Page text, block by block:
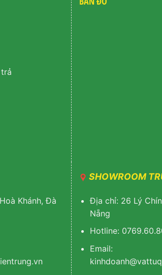
Khánh, Đà
SHOWROOM
Địa chỉ: 26 Lý
Nẵng
Hotline:
Email:
k